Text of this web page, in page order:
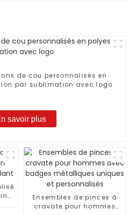
de cou personnalisés en
par sublimation avec logo
savoir plus
Ensembles de pinces à
cravate pour hommes